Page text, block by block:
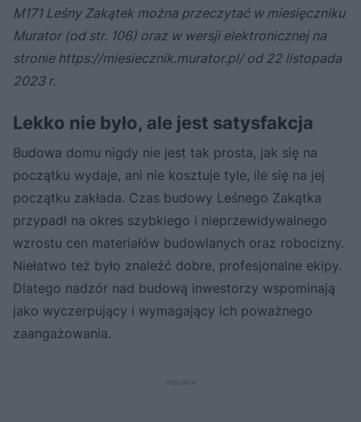
M171 Leśny Zakątek można przeczytać w miesięczniku
Murator (od str. 106) oraz w wersji elektronicznej na
stronie https://miesiecznik.murator.pl/ od 22 listopada
2023 r.
Lekko nie było, ale jest satysfakcja
Budowa domu nigdy nie jest tak prosta, jak się na
początku wydaje, ani nie kosztuje tyle, ile się na jej
początku zakłada. Czas budowy Leśnego Zakątka
przypadł na okres szybkiego i nieprzewidywalnego
wzrostu cen materiałów budowlanych oraz robocizny.
Niełatwo też było znaleźć dobre, profesjonalne ekipy.
Dlatego nadzór nad budową inwestorzy wspominają
jako wyczerpujący i wymagający ich poważnego
zaangażowania.